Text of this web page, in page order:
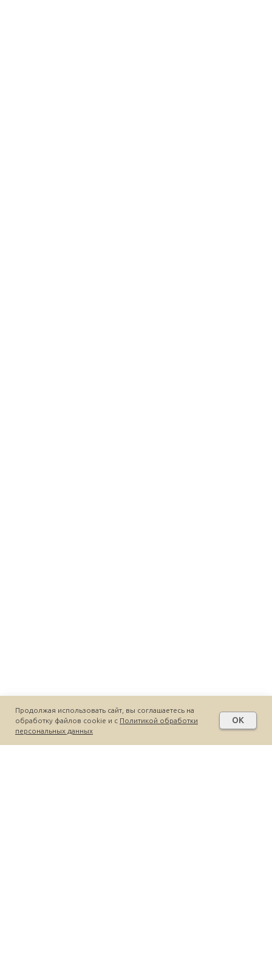
Продолжая использовать сайт, вы соглашаетесь на
обработку файлов cookie и c Политикой обработки
персональных данных
OK